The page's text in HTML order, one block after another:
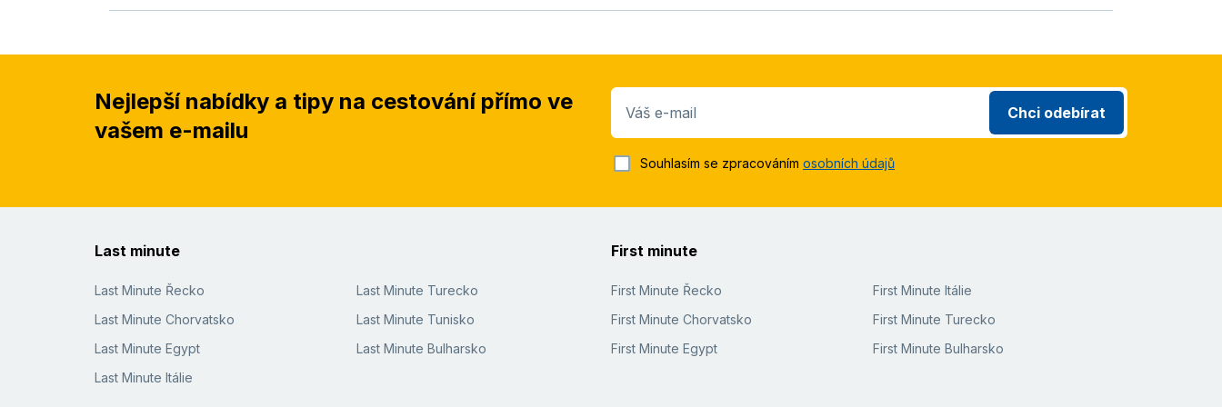
Nejlepší nabídky a tipy na cestování přímo ve
vašem e-mailu
Váš e-mail Chci odebírat
Souhlasím se zpracováním osobních údajů
Last minute
Last Minute Řecko
Last Minute Chorvatsko
Last Minute Egypt
Last Minute Itálie
Last Minute Turecko
Last Minute Tunisko
Last Minute Bulharsko
First minute
First Minute Řecko
First Minute Chorvatsko
First Minute Egypt
First Minute Itálie
First Minute Turecko
First Minute Bulharsko